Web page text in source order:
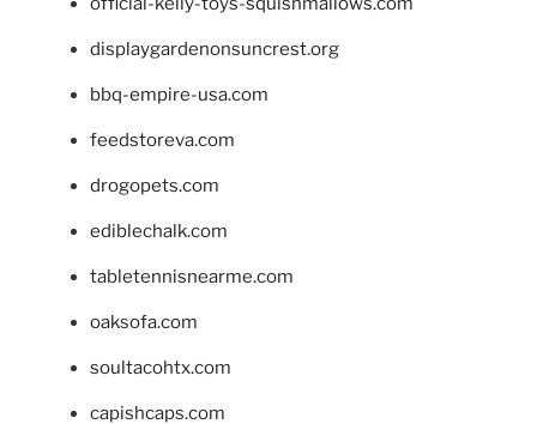
displaygardenonsuncrest.org
bbq-empire-usa.com
feedstoreva.com
drogopets.com
ediblechalk.com
tabletennisnearme.com
oaksofa.com
soultacohtx.com
capishcaps.com